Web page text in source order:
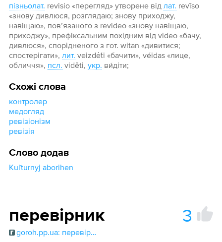
пізньолат. revisio «перегляд» утворене від лат. revīso
«знову дивлюся, розглядаю; знову приходжу,
навіщаю», пов’язаного з revideo «знову навіщаю,
приходжу», префіксальним похідним від video «бачу,
дивлюся», спорідненого з гот. witan «дивитися;
спостерігати», лит. veizdė́ti «бачити», véidas «лице,
обличчя», псл. viděti, укр. ви́діти;
Схожі слова
контролер
медогляд
ревізіонізм
ревізія
Слово додав
Kuľturnyj aborihen
перевірник 3
goroh.pp.ua: перевірник